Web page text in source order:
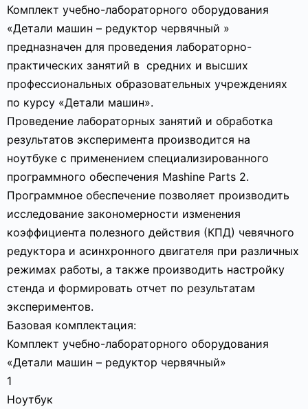
Комплект учебно-лабораторного оборудования
«Детали машин – редуктор червячный »
предназначен для проведения лабораторно-
практических занятий в средних и высших
профессиональных образовательных учреждениях
по курсу «Детали машин».
Проведение лабораторных занятий и обработка
результатов эксперимента производится на
ноутбуке с применением специализированного
программного обеспечения Mashine Parts 2.
Программное обеспечение позволяет производить
исследование закономерности изменения
коэффициента полезного действия (КПД) чевячного
редуктора и асинхронного двигателя при различных
режимах работы, а также производить настройку
стенда и формировать отчет по результатам
экспериментов.
Базовая комплектация:
Комплект учебно-лабораторного оборудования
«Детали машин – редуктор червячный»
1
Ноутбук